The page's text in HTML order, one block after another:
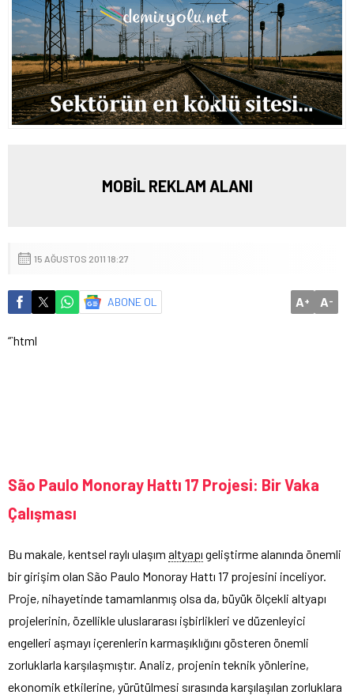
MOBİL REKLAM ALANI
15 AĞUSTOS 2011 18:27
ABONE OL A+ A-
“`html
São Paulo Monoray Hattı 17 Projesi: Bir Vaka
Çalışması
Bu makale, kentsel raylı ulaşım altyapı geliştirme alanında önemli
bir girişim olan São Paulo Monoray Hattı 17 projesini inceliyor.
Proje, nihayetinde tamamlanmış olsa da, büyük ölçekli altyapı
projelerinin, özellikle uluslararası işbirlikleri ve düzenleyici
engelleri aşmayı içerenlerin karmaşıklığını gösteren önemli
zorluklarla karşılaşmıştır. Analiz, projenin teknik yönlerine,
ekonomik etkilerine, yürütülmesi sırasında karşılaşılan zorluklara